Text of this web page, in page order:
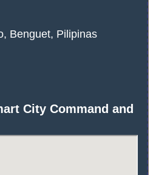
Benguet, Pilipinas
City Command and